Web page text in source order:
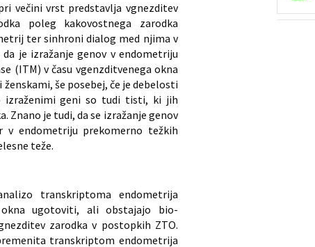
večini vrst predstavlja vgnezditev
poleg kakovostnega zarodka
ter sinhroni dialog med njima v
je izražanje genov v endometriju
(ITM) v času vgenzditvenega okna
še posebej, če je debelosti
izraženimi geni so tudi tisti, ki jih
Znano je tudi, da se izražanje genov
v endometriju prekomerno težkih
teže.
transkriptoma endometrija
okna ugotoviti, ali obstajajo bio-
zarodka v postopkih ZTO.
transkriptom endometrija